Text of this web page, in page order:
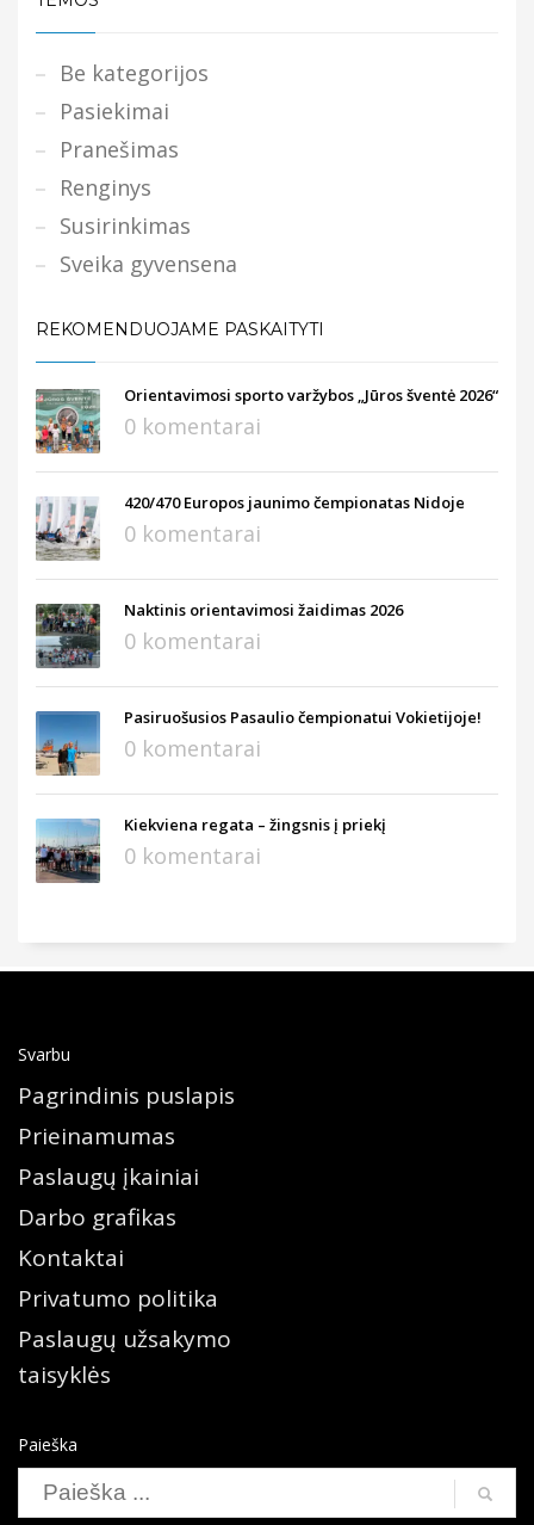
Be kategorijos
Pasiekimai
Pranešimas
Renginys
Susirinkimas
Sveika gyvensena
REKOMENDUOJAME PASKAITYTI
Orientavimosi sporto varžybos „Jūros šventė 2026“
0 komentarai
420/470 Europos jaunimo čempionatas Nidoje
0 komentarai
Naktinis orientavimosi žaidimas 2026
0 komentarai
Pasiruošusios Pasaulio čempionatui Vokietijoje!
0 komentarai
Kiekviena regata – žingsnis į priekį
0 komentarai
Svarbu
Pagrindinis puslapis
Prieinamumas
Paslaugų įkainiai
Darbo grafikas
Kontaktai
Privatumo politika
Paslaugų užsakymo
taisyklės
Paieška